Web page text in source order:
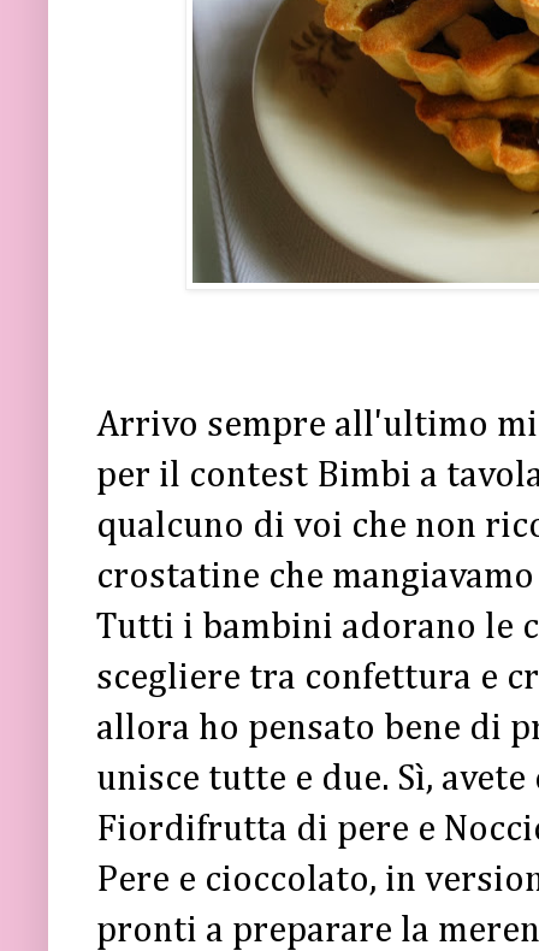
Arrivo sempre all'ultimo
per il contest Bimbi a
qualcuno di voi che non
crostatine che
Tutti i bambini adorano le
scegliere tra confettura e
allora ho pensato bene di
unisce tutte e due. Sì,
Fiordifrutta di pere e
Pere e cioccolato, in
pronti a preparare la